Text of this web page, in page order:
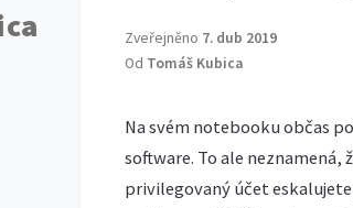
Zveřejněno 7. dub 2019
Od Tomáš Kubica
Na svém notebooku občas
software. To ale
privilegovaný účet